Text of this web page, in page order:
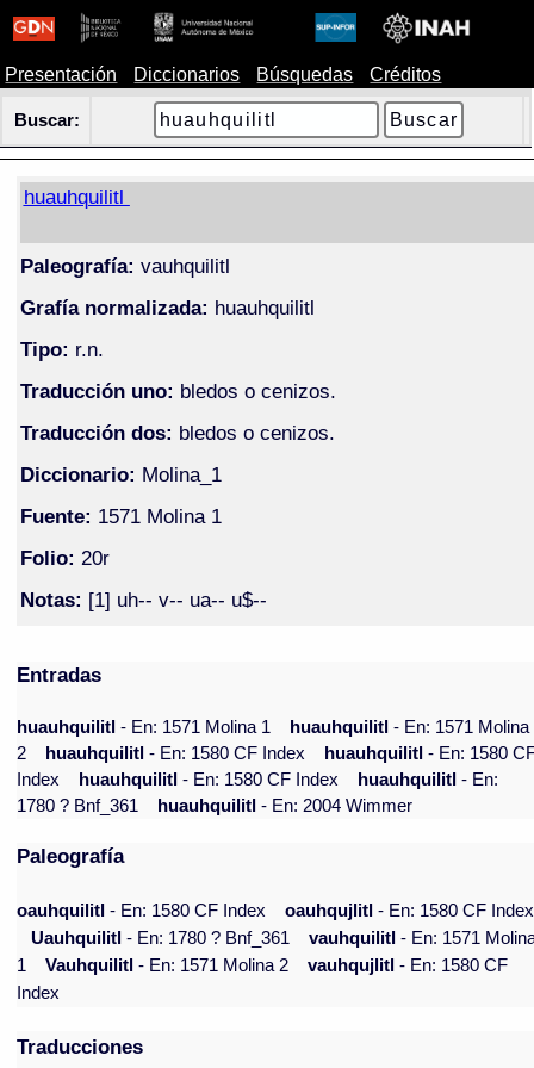
Presentación Diccionarios Búsquedas Créditos
Buscar:
huauhquilitl
Paleografía: vauhquilitl
Grafía normalizada: huauhquilitl
Tipo: r.n.
Traducción uno: bledos o cenizos.
Traducción dos: bledos o cenizos.
Diccionario: Molina_1
Fuente: 1571 Molina 1
Folio: 20r
Notas: [1] uh-- v-- ua-- u$--
Entradas
huauhquilitl- En: 1571 Molina 1 huauhquilitl- En: 1571 Molina
2
huauhquilitl- En: 1580 CF Index huauhquilitl- En: 1580
Index
huauhquilitl- En: 1580 CF Index huauhquilitl- En:
1780 ? Bnf_361
huauhquilitl- En: 2004 Wimmer
Paleografía
oauhquilitl - En: 1580 CF Index oauhqujlitl - En: 1580 CF Index
Uauhquilitl - En: 1780 ? Bnf_361 vauhquilitl - En: 1571
1
Vauhquilitl - En: 1571 Molina 2 vauhqujlitl - En: 1580 CF
Index
Traducciones